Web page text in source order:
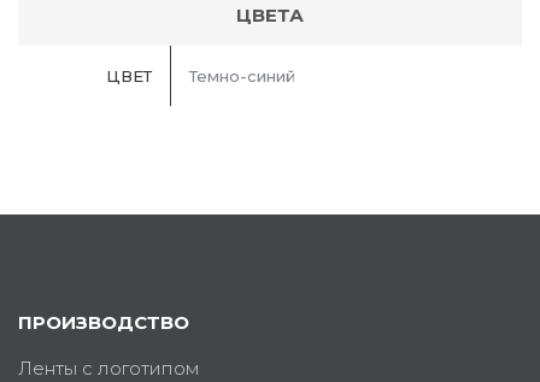
ЦВЕТА
ЦВЕТ Темно-синий
ПРОИЗВОДСТВО
Ленты с логотипом